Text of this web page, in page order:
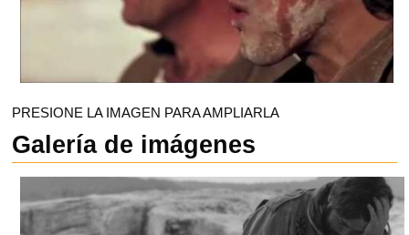
PRESIONE LA IMAGEN PARA AMPLIARLA
Galería de imágenes